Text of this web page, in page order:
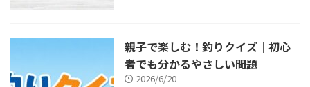
親子で楽しむ！釣りクイズ｜初心
者でも分かるやさしい問題
2026/6/20